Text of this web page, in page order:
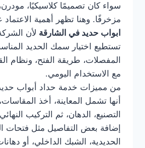
سواء كان تصميمًا كلاسيكيًا،
مزخرفًا. وهنا تظهر أهمية الاعتماد
ابواب حديد في الشارقة لأن
تستطيع اختيار سمك الحديد
المفصلات، طريقة الفتح، ونظام
مع الاستخدام اليومي.
من مميزات خدمة حداد أبواب
أنها تشمل المعاينة، أخذ
التصنيع، الدهان، ثم التركيب
إضافة بعض التفاصيل مثل فتحات
الحديدية، الشبك الداخلي، أو